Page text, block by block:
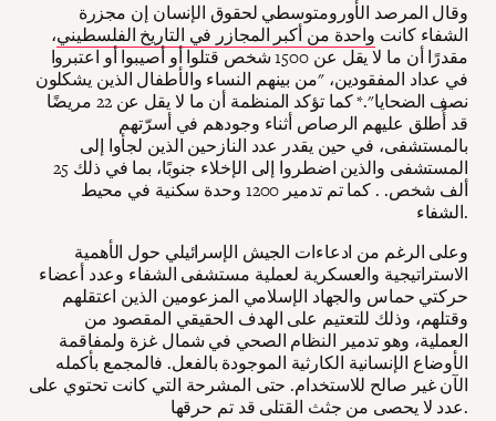
وقال المرصد الأورومتوسطي لحقوق الإنسان إن مجزرة
الشفاء كانت واحدة من أكبر المجازر في التاريخ الفلسطيني،
مقدرًا أن ما لا يقل عن 1500 شخص قتلوا أو أصيبوا أو اعتبروا
في عداد المفقودين، "من بينهم النساء والأطفال الذين يشكلون
نصف الضحايا".* كما تؤكد المنظمة أن ما لا يقل عن 22 مريضًا
قد أُطلق عليهم الرصاص أثناء وجودهم في أسرّتهم
بالمستشفى، في حين يقدر عدد النازحين الذين لجأوا إلى
المستشفى والذين اضطروا إلى الإخلاء جنوبًا، بما في ذلك 25
ألف شخص. . كما تم تدمير 1200 وحدة سكنية في محيط
الشفاء.
وعلى الرغم من ادعاءات الجيش الإسرائيلي حول الأهمية
الاستراتيجية والعسكرية لعملية مستشفى الشفاء وعدد أعضاء
حركتي حماس والجهاد الإسلامي المزعومين الذين اعتقلهم
وقتلهم، وذلك للتعتيم على الهدف الحقيقي المقصود من
العملية، وهو تدمير النظام الصحي في شمال غزة ولمفاقمة
الأوضاع الإنسانية الكارثية الموجودة بالفعل. فالمجمع بأكمله
الآن غير صالح للاستخدام. حتى المشرحة التي كانت تحتوي على
عدد لا يحصى من جثث القتلى قد تم حرقها.